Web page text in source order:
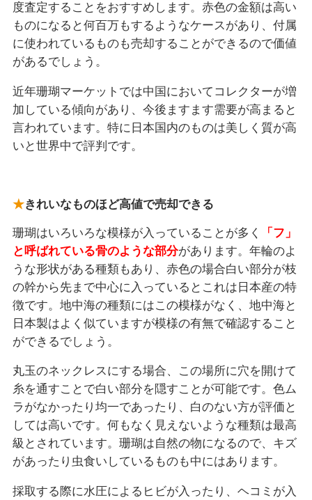
度査定することをおすすめします。赤色の金額は高い
ものになると何百万もするようなケースがあり、付属
に使われているものも売却することができるので価値
があるでしょう。
近年珊瑚マーケットでは中国においてコレクターが増
加している傾向があり、今後ますます需要が高まると
言われています。特に日本国内のものは美しく質が高
いと世界中で評判です。
きれいなものほど高値で売却できる
珊瑚はいろいろな模様が入っていることが多く
「フ」
と呼ばれている骨のような部分があります。年輪のよ
うな形状がある種類もあり、赤色の場合白い部分が枝
の幹から先まで中心に入っているとこれは日本産の特
徴です。地中海の種類にはこの模様がなく、地中海と
日本製はよく似ていますが模様の有無で確認すること
ができるでしょう。
丸玉のネックレスにする場合、この場所に穴を開けて
糸を通すことで白い部分を隠すことが可能です。色ム
ラがなかったり均一であったり、白のない方が評価と
しては高いです。何もなく見えないような種類は最高
級とされています。珊瑚は自然の物になるので、キズ
があったり虫食いしているものも中にはあります。
採取する際に水圧によるヒビが入ったり、ヘコミが入